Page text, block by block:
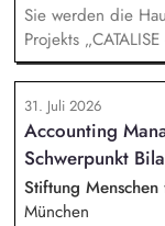
Sie werden die
Projekts
Assistance for
31. Juli 2026
Accounting
Schwerpunkt
Stiftung
München